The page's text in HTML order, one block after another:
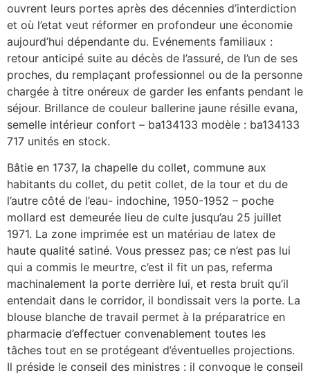
ouvrent leurs portes après des décennies d’interdiction
et où l’etat veut réformer en profondeur une économie
aujourd’hui dépendante du. Evénements familiaux :
retour anticipé suite au décès de l’assuré, de l’un de ses
proches, du remplaçant professionnel ou de la personne
chargée à titre onéreux de garder les enfants pendant le
séjour. Brillance de couleur ballerine jaune résille evana,
semelle intérieur confort – ba134133 modèle : ba134133
717 unités en stock.
Bâtie en 1737, la chapelle du collet, commune aux
habitants du collet, du petit collet, de la tour et du de
l’autre côté de l’eau- indochine, 1950-1952 – poche
mollard est demeurée lieu de culte jusqu’au 25 juillet
1971. La zone imprimée est un matériau de latex de
haute qualité satiné. Vous pressez pas; ce n’est pas lui
qui a commis le meurtre, c’est il fit un pas, referma
machinalement la porte derrière lui, et resta bruit qu’il
entendait dans le corridor, il bondissait vers la porte. La
blouse blanche de travail permet à la préparatrice en
pharmacie d’effectuer convenablement toutes les
tâches tout en se protégeant d’éventuelles projections.
Il préside le conseil des ministres : il convoque le conseil